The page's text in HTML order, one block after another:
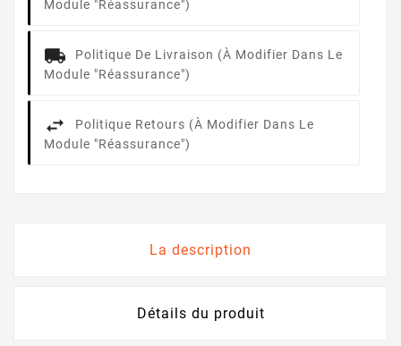
Module "Réassurance")
Politique De Livraison (à Modifier Dans Le
Module "Réassurance")
Politique Retours (à Modifier Dans Le
Module "Réassurance")
La description
Détails du produit